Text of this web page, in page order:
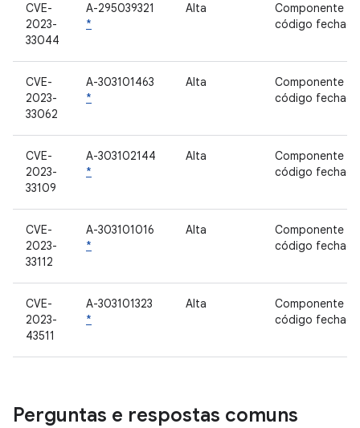
CVE-
2023-
33044
A-295039321
*
Alta
Componente de
código fechado
CVE-
2023-
33062
A-303101463
*
Alta
Componente de
código fechado
CVE-
2023-
33109
A-303102144
*
Alta
Componente de
código fechado
CVE-
2023-
33112
A-303101016
*
Alta
Componente de
código fechado
CVE-
2023-
43511
A-303101323
*
Alta
Componente de
código fechado
Perguntas e respostas comuns